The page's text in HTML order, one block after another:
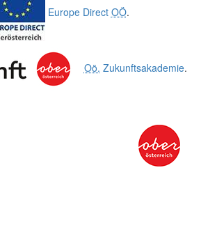
Europe Direct OÖ.
Oö. Zukunftsakademie.